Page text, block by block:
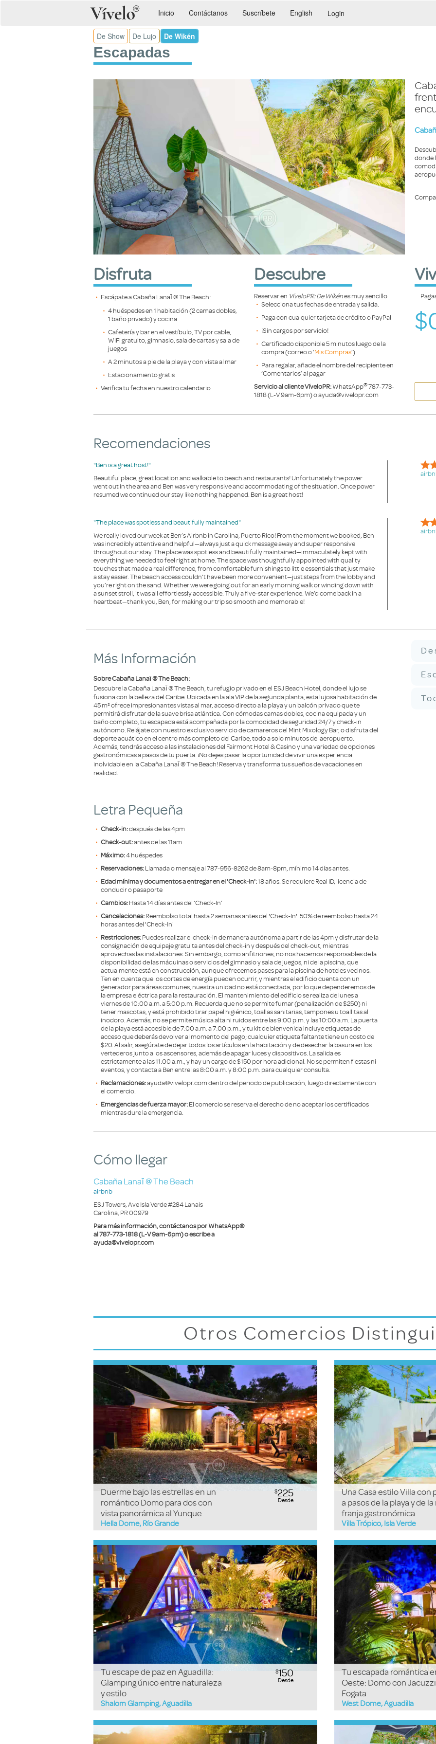
Inicio Contáctanos Suscríbete English Login
De Show De Lujo De Wikén
Escapadas
donde
Disfruta
Escápate a Cabaña Lanaī @ The Beach:
4 huéspedes en 1 habitación (2 camas dobles,
1 baño privado) y cocina
Cafetería y bar en el vestíbulo, TV por cable,
WiFi gratuito, gimnasio, sala de cartas y sala de
juegos
A 2 minutos a pie de la playa y con vista al mar
Estacionamiento gratis
Verifica tu fecha en nuestro calendario
Descubre
Reservar en VíveloPR: De Wikénes muy sencillo
Selecciona tus fechas de entrada y salida.
Paga con cualquier tarjeta de crédito o PayPal
¡Sin cargos por servicio!
Certificado disponible 5 minutos luego de la
compra (correo o ‘Mis Compras’)
Para regalar, añade el nombre del recipiente en
‘Comentarios’ al pagar
Servicio al cliente VíveloPR:WhatsApp®787-773-
1818 (L-V 9am-6pm) o ayuda@vivelopr.com
Recomendaciones
"Ben is a great host!"
Beautiful place, great location and walkable to beach and restaurants! Unfortunately the power
went out in the area and Ben was very responsive and accommodating of the situation. Once power
resumed we continued our stay like nothing happened. Ben is a great host!
"The place was spotless and beautifully maintained"
We really loved our week at Ben’s Airbnb in Carolina, Puerto Rico! From the moment we booked, Ben
was incredibly attentive and helpful—always just a quick message away and super responsive
throughout our stay. The place was spotless and beautifully maintained—immaculately kept with
everything we needed to feel right at home. The space was thoughtfully appointed with quality
touches that made a real difference, from comfortable furnishings to little essentials that just make
a stay easier. The beach access couldn’t have been more convenient—just steps from the lobby and
you’re right on the sand. Whether we were going out for an early morning walk or winding down with
a sunset stroll, it was all effortlessly accessible. Truly a five-star experience. We’d come back in a
heartbeat—thank you, Ben, for making our trip so smooth and memorable!
Más Información
Sobre Cabaña Lanaī @ The Beach:
Descubre la Cabaña Lanaī @ The Beach, tu refugio privado en el ESJ Beach Hotel, donde el lujo se
fusiona con la belleza del Caribe. Ubicada en la ala VIP de la segunda planta, esta lujosa habitación de
45 m² ofrece impresionantes vistas al mar, acceso directo a la playa y un balcón privado que te
permitirá disfrutar de la suave brisa atlántica. Con cómodas camas dobles, cocina equipada y un
baño completo, tu escapada está acompañada por la comodidad de seguridad 24/7 y check-in
autónomo. Relájate con nuestro exclusivo servicio de camareros del Mint Mixology Bar, o disfruta del
deporte acuático en el centro más completo del Caribe, todo a solo minutos del aeropuerto.
Además, tendrás acceso a las instalaciones del Fairmont Hotel & Casino y una variedad de opciones
gastronómicas a pasos de tu puerta. ¡No dejes pasar la oportunidad de vivir una experiencia
inolvidable en la Cabaña Lanaī @ The Beach! Reserva y transforma tus sueños de vacaciones en
realidad.
Letra Pequeña
Check-in:después de las 4pm
Check-out:antes de las 11am
Máximo:4 huéspedes
Reservaciones:Llamada o mensaje al 787-956-8262 de 8am-8pm, mínimo 14 días antes.
Edad mínima y documentos a entregar en el 'Check-In':18 años. Se requiere Real ID, licencia de
conducir o pasaporte
Cambios:Hasta 14 días antes del ‘Check-In’
Cancelaciones:Reembolso total hasta 2 semanas antes del 'Check-In'. 50% de reembolso hasta 24
horas antes del 'Check-In'
Restricciones:Puedes realizar el check-in de manera autónoma a partir de las 4pm y disfrutar de la
consignación de equipaje gratuita antes del check-in y después del check-out, mientras
aprovechas las instalaciones. Sin embargo, como anfitriones, no nos hacemos responsables de la
disponibilidad de las máquinas o servicios del gimnasio y sala de juegos, ni de la piscina, que
actualmente está en construcción, aunque ofrecemos pases para la piscina de hoteles vecinos.
Ten en cuenta que los cortes de energía pueden ocurrir, y mientras el edificio cuenta con un
generador para áreas comunes, nuestra unidad no está conectada, por lo que dependeremos de
la empresa eléctrica para la restauración. El mantenimiento del edificio se realiza de lunes a
viernes de 10:00 a.m. a 5:00 p.m. Recuerda que no se permite fumar (penalización de $250) ni
tener mascotas, y está prohibido tirar papel higiénico, toallas sanitarias, tampones u toallitas al
inodoro. Además, no se permite música alta ni ruidos entre las 9:00 p.m. y las 10:00 a.m. La puerta
de la playa está accesible de 7:00 a.m. a 7:00 p.m., y tu kit de bienvenida incluye etiquetas de
acceso que deberás devolver al momento del pago; cualquier etiqueta faltante tiene un costo de
$20. Al salir, asegúrate de dejar todos los artículos en la habitación y de desechar la basura en los
vertederos junto a los ascensores, además de apagar luces y dispositivos. La salida es
estrictamente a las 11:00 a.m., y hay un cargo de $150 por hora adicional. No se permiten fiestas ni
eventos, y contacta a Ben entre las 8:00 a.m. y 8:00 p.m. para cualquier consulta.
Reclamaciones:ayuda@vivelopr.com dentro del periodo de publicación, luego directamente con
el comercio.
Emergencias de fuerza mayor:El comercio se reserva el derecho de no aceptar los certificados
mientras dure la emergencia.
Cómo llegar
Cabaña Lanaī @ The Beach
airbnb
ESJ Towers, Ave Isla Verde #284 Lanais
Carolina, PR 00979
Para más información, contáctanos por WhatsApp®
al 787-773-1818 (L-V 9am-6pm) o escribe a
ayuda@vivelopr.com
Otros Comercios
Duerme bajo las estrellas en un
romántico Domo para dos con
vista panorámica al Yunque
Hella Dome, Río Grande
$225
Desde
Una Casa estilo Villa con
a pasos de la playa y de
franja gastronómica
Villa Trópico, Isla Verde
Tu escape de paz en Aguadilla:
Glamping único entre naturaleza
y estilo
Shalom Glamping, Aguadilla
$150
Desde
Tu escapada romántica
Oeste: Domo con
Fogata
West Dome, Aguadilla